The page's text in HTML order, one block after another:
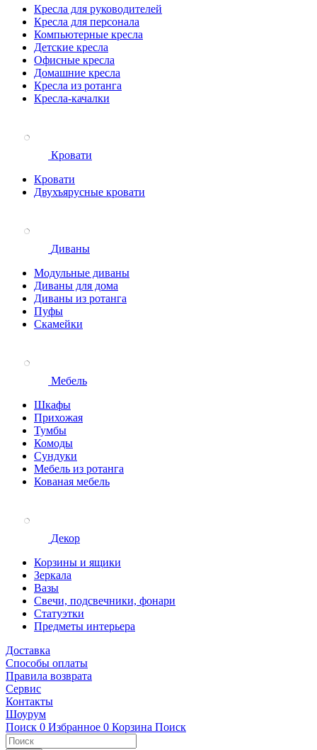
Кресла для руководителей
Кресла для персонала
Компьютерные кресла
Детские кресла
Офисные кресла
Домашние кресла
Кресла из ротанга
Кресла-качалки
Кровати
Кровати
Двухъярусные кровати
Диваны
Модульные диваны
Диваны для дома
Диваны из ротанга
Пуфы
Скамейки
Мебель
Шкафы
Прихожая
Тумбы
Комоды
Сундуки
Мебель из ротанга
Кованая мебель
Декор
Корзины и ящики
Зеркала
Вазы
Свечи, подсвечники, фонари
Статуэтки
Предметы интерьера
Доставка
Способы оплаты
Правила возврата
Сервис
Контакты
Шоурум
Поиск 0 Избранное 0 Корзина Поиск